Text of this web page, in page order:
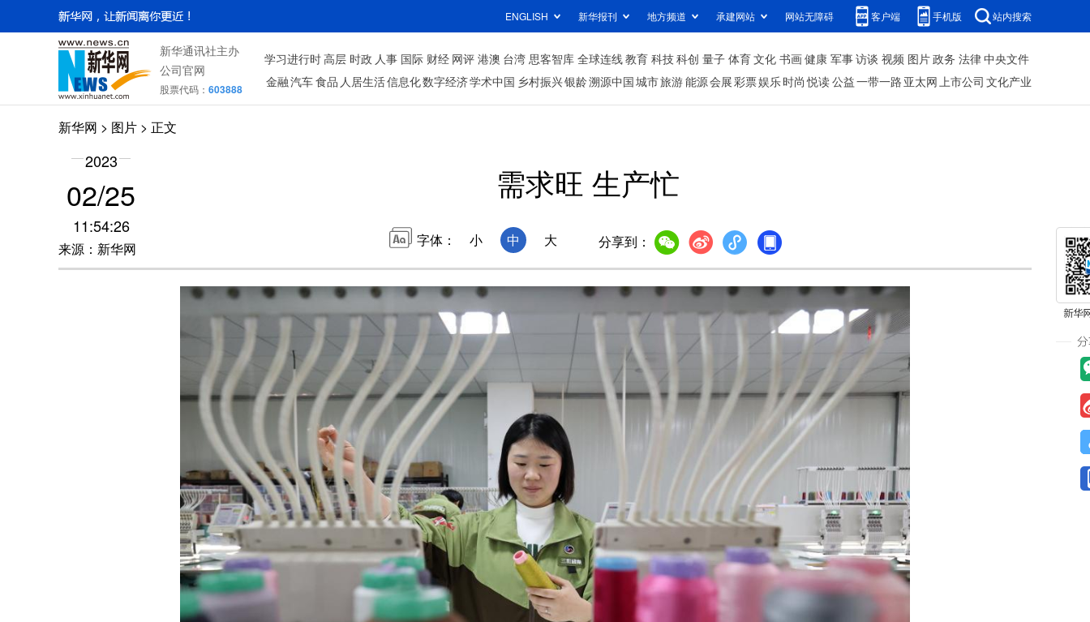
ENGLISH 新华报刊 地方频道 承建网站 网站无障碍 客户端 手机版 站内搜索
新华通讯社主办
公司官网
股票代码： 603888
学习进行时高层 时政 人事 国际 财经 网评 港澳 台湾 思客智库 全球连线教育 科技科创 量子 体育文化 书画健康 军事访谈 视频 图片政务 法律中央文件
金融汽车食品 人居生活信息化数字经济学术中国 乡村振兴银龄溯源中国城市旅游能源会展彩票娱乐时尚 悦读公益一带一路 亚太网上市公司 文化产业
新华网 > 图片 > 正文
2023
02/25
11:54:26
来源：新华网
需求旺 生产忙
字体： 小 中 大 分享到：